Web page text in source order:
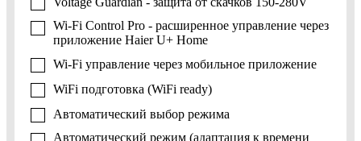
Wi-Fi Control Pro - расширенное управление через
приложение Haier U+ Home
Wi-Fi управление через мобильное приложение
WiFi подготовка (WiFi ready)
Автоматический выбор режима
Автоматический режим (адаптация к времени